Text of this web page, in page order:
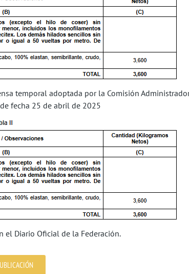
temporal adoptada por la Comisión
fecha 25 de abril de 2025
el Diario Oficial de la Federación.